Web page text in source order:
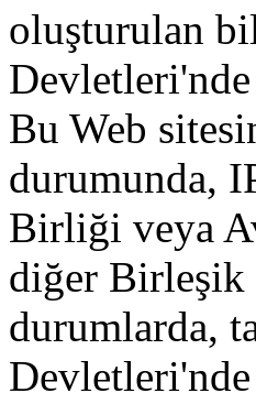
oluşturulan
Devletleri'nde
Bu Web
durumunda,
Birliği veya
diğer Birleşik
durumlarda,
Devletleri'nde